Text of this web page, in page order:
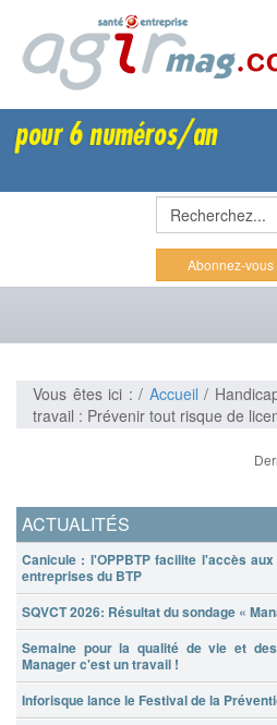
Abonnez-vous
Vous êtes ici : / Accueil /
travail : Prévenir tout risque de
ACTUALITÉS
Canicule : l'OPPBTP facilite l'accès
entreprises du BTP
SQVCT 2026: Résultat du sondage «
Semaine pour la qualité de vie et
Manager c'est un travail !
Inforisque lance le Festival de la